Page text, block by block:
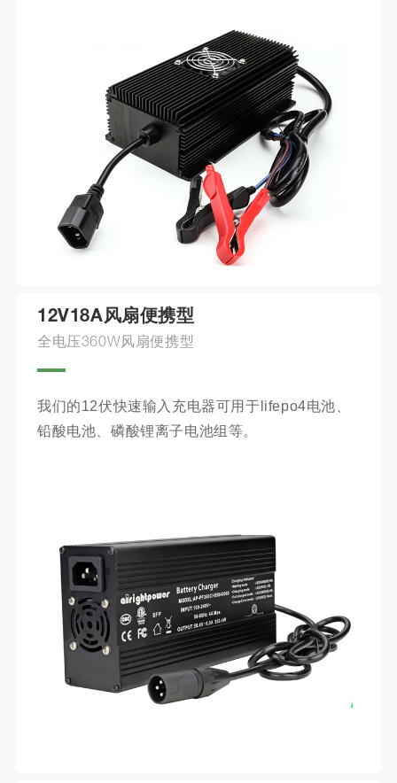
12V18A风扇便携型
全电压360W风扇便携型
我们的12伏快速输入充电器可用于lifepo4电池、
铅酸电池、磷酸锂离子电池组等。